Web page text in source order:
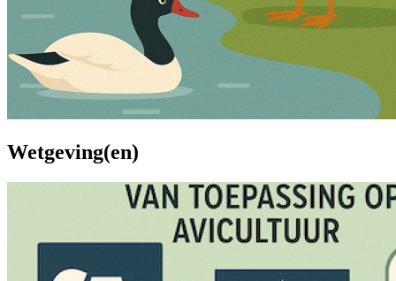
Wetgeving(en)